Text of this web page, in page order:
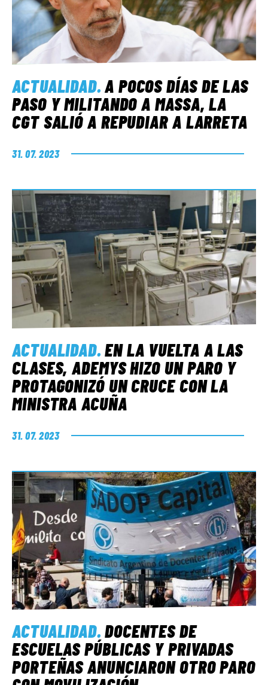
ACTUALIDAD.A POCOS DÍAS DE LAS
PASO Y MILITANDO A MASSA, LA
CGT SALIÓ A REPUDIAR A LARRETA
31. 07. 2023
ACTUALIDAD.EN LA VUELTA A LAS
CLASES, ADEMYS HIZO UN PARO Y
PROTAGONIZÓ UN CRUCE CON LA
MINISTRA ACUÑA
31. 07. 2023
ACTUALIDAD.DOCENTES DE
ESCUELAS PÚBLICAS Y PRIVADAS
PORTEÑAS ANUNCIARON OTRO PARO